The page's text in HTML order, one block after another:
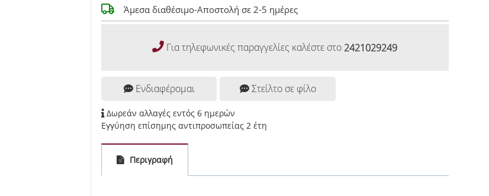
Άμεσα διαθέσιμο-Αποστολή σε 2-5 ημέρες
Για τηλεφωνικές παραγγελίες καλέστε στο 2421029249
Ενδιαφέρομαι Στείλτο σε φίλο
Δωρεάν αλλαγές εντός 6 ημερών
Εγγύηση επίσημης αντιπροσωπείας 2 έτη
Περιγραφή